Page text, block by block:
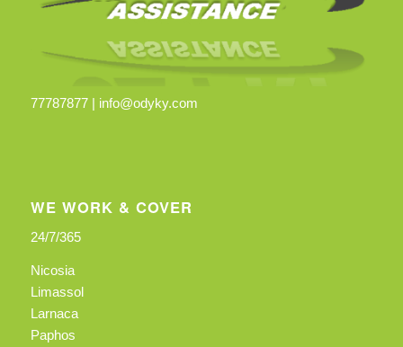
77787877 | info@odyky.com
WE WORK & COVER
24/7/365
Nicosia
Limassol
Larnaca
Paphos